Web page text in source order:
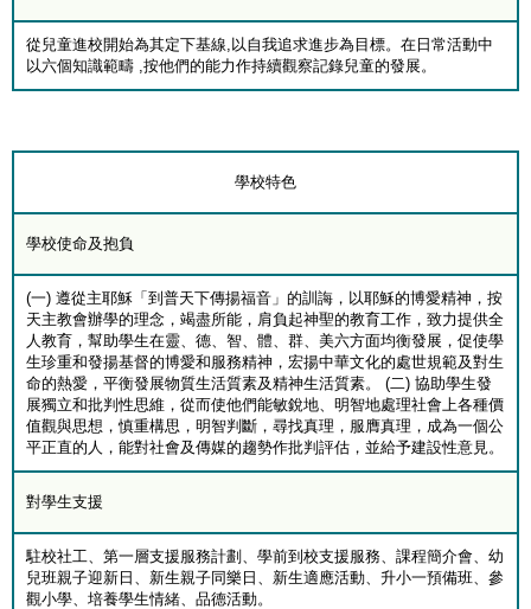
從兒童進校開始為其定下基線,以自我追求進步為目標。在日常活動中
以六個知識範疇 ,按他們的能力作持續觀察記錄兒童的發展。
學校特色
學校使命及抱負
(一) 遵從主耶穌「到普天下傳揚福音」的訓誨，以耶穌的博愛精神，按
天主教會辦學的理念，竭盡所能，肩負起神聖的教育工作，致力提供全
人教育，幫助學生在靈、德、智、體、群、美六方面均衡發展，促使學
生珍重和發揚基督的博愛和服務精神，宏揚中華文化的處世規範及對生
命的熱愛，平衡發展物質生活質素及精神生活質素。 (二) 協助學生發
展獨立和批判性思維，從而使他們能敏銳地、明智地處理社會上各種價
值觀與思想，慎重構思，明智判斷，尋找真理，服膺真理，成為一個公
平正直的人，能對社會及傳媒的趨勢作批判評估，並給予建設性意見。
對學生支援
駐校社工、第一層支援服務計劃、學前到校支援服務、課程簡介會、幼
兒班親子迎新日、新生親子同樂日、新生適應活動、升小一預備班、參
觀小學、培養學生情緒、品德活動。